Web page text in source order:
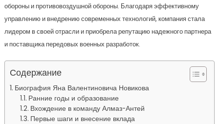
обороны и противовоздушной обороны. Благодаря эффективному
управлению и внедрению современных технологий, компания стала
лидером в своей отрасли и приобрела репутацию надежного партнера
и поставщика передовых военных разработок.
Содержание
Биография Яна Валентиновича Новикова
Ранние годы и образование
Вхождение в команду Алмаз-Антей
Первые шаги и внесение вклада